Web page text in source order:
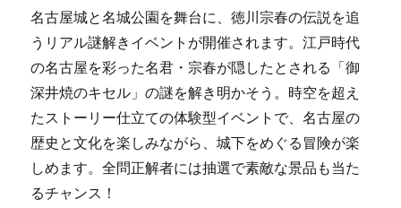
名古屋城と名城公園を舞台に、徳川宗春の伝説を追
うリアル謎解きイベントが開催されます。江戸時代
の名古屋を彩った名君・宗春が隠したとされる「御
深井焼のキセル」の謎を解き明かそう。時空を超え
たストーリー仕立ての体験型イベントで、名古屋の
歴史と文化を楽しみながら、城下をめぐる冒険が楽
しめます。全問正解者には抽選で素敵な景品も当た
るチャンス！